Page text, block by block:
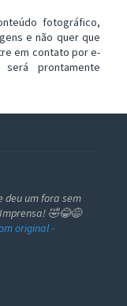
fotográfico,
e não quer que
em contato por e-
prontamente
deu um fora sem
🤣😂😅
original -